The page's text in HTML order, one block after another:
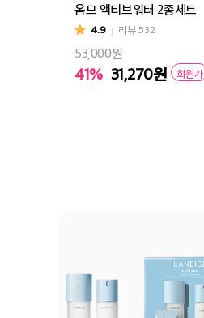
옴므 액티브워터 2종세트
4.9 리뷰532
53,000원
41% 31,270원 회원가